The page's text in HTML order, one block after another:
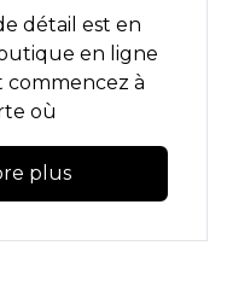
détail est en
en ligne
à
où
plus